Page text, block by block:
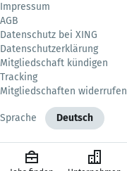
Impressum
AGB
Datenschutz bei XING
Datenschutzerklärung
Mitgliedschaft kündigen
Tracking
Mitgliedschaften widerrufen
Sprache Deutsch